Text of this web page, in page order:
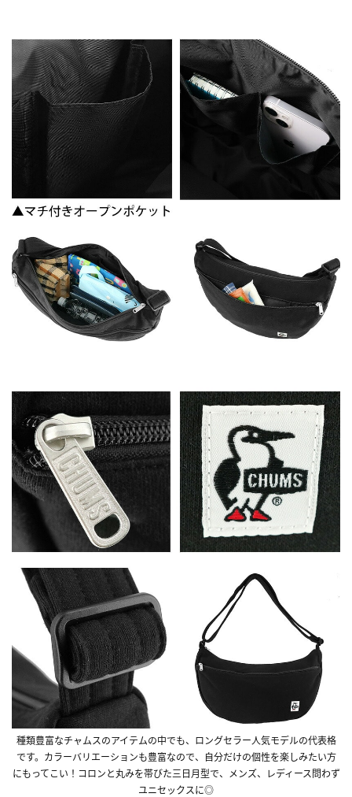
種類豊富なチャムスのアイテムの中でも、ロングセラー人気モデルの代表格
です。カラーバリエーションも豊富なので、自分だけの個性を楽しみたい方
にもってこい！コロンと丸みを帯びた三日月型で、メンズ、レディース問わず
ユニセックスに◎